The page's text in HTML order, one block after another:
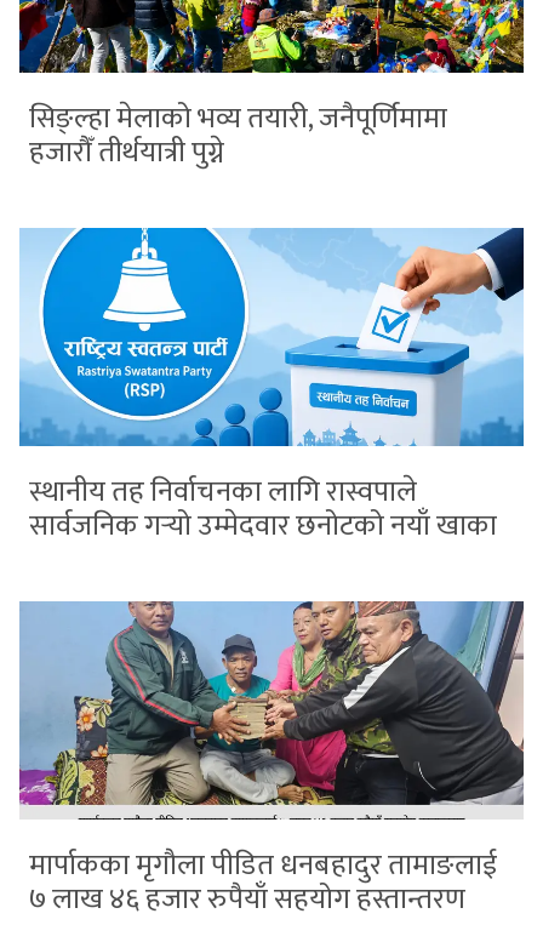
सिङ्ल्हा मेलाको भव्य तयारी, जनैपूर्णिमामा
हजारौँ तीर्थयात्री पुग्ने
स्थानीय तह निर्वाचनका लागि रास्वपाले
सार्वजनिक गर्‍यो उम्मेदवार छनोटको नयाँ खाका
मार्पाकका मृगौला पीडित धनबहादुर तामाङलाई
७ लाख ४६ हजार रुपैयाँ सहयोग हस्तान्तरण